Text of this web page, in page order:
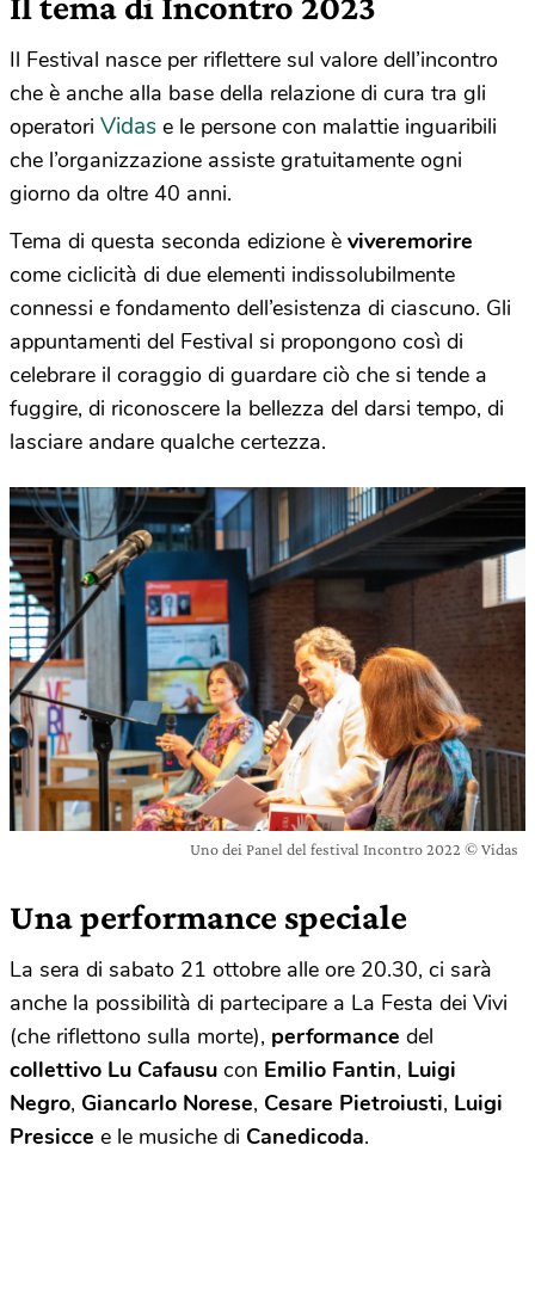
Il Festival nasce per riflettere sul valore dell’incontro
che è anche alla base della relazione di cura tra gli
operatori Vidas e le persone con malattie inguaribili
che l’organizzazione assiste gratuitamente ogni
giorno da oltre 40 anni.
Tema di questa seconda edizione è viveremorire
come ciclicità di due elementi indissolubilmente
connessi e fondamento dell’esistenza di ciascuno. Gli
appuntamenti del Festival si propongono così di
celebrare il coraggio di guardare ciò che si tende a
fuggire, di riconoscere la bellezza del darsi tempo, di
lasciare andare qualche certezza.
Uno dei Panel del festival Incontro 2022 © Vidas
Una performance speciale
La sera di sabato 21 ottobre alle ore 20.30, ci sarà
anche la possibilità di partecipare a La Festa dei Vivi
(che riflettono sulla morte), performance del
collettivo Lu Cafausu con Emilio Fantin, Luigi
Negro, Giancarlo Norese, Cesare Pietroiusti, Luigi
Presicce e le musiche di Canedicoda.